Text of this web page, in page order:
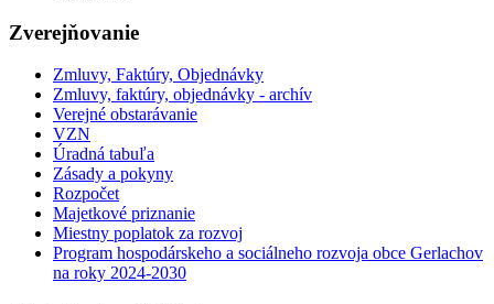
Zverejňovanie
Zmluvy, Faktúry, Objednávky
Zmluvy, faktúry, objednávky - archív
Verejné obstarávanie
VZN
Úradná tabuľa
Zásady a pokyny
Rozpočet
Majetkové priznanie
Miestny poplatok za rozvoj
Program hospodárskeho a sociálneho rozvoja obce Gerlachov
na roky 2024-2030